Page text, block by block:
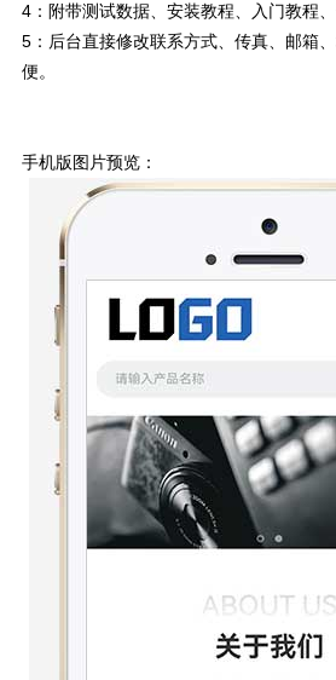
4：附带测试数据、安装教程、入门教程、
5：后台直接修改联系方式、传真、邮箱
便。
手机版图片预览：